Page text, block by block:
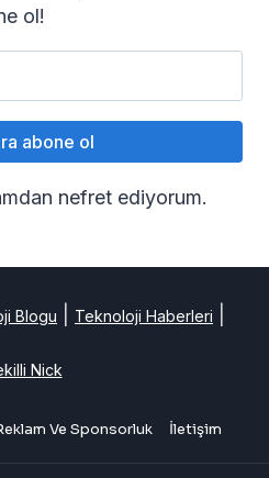
ol!
nefret ediyorum.
Blogu Teknoloji Haberleri
Nick
Ve Sponsorluk İletişim